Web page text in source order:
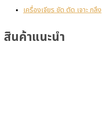
เครื่องเจียร ขัด ตัด เจาะ กลึง
สินค้าแนะนำ